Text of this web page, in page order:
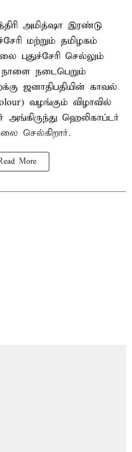
அமித்ஷா இரண்டு
மற்றும் தமிழகம்
புதுச்சேரி செல்லும்
நடைபெறும்
ஜனாதிபதியின் காவல்
வழங்கும் விழாவில்
அங்கிருந்து ஹெலிகாப்டர்
செல்கிறார்.
More